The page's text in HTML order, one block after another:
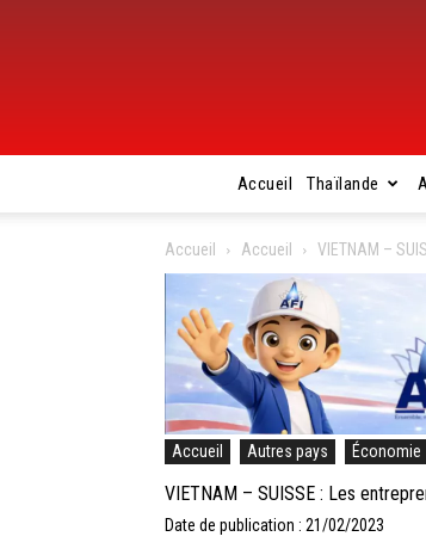
Accueil Thaïlande
Accueil Accueil VIETNAM –
Accueil Autres pays Économie
VIETNAM – SUISSE : Les
Date de publication : 21/02/2023